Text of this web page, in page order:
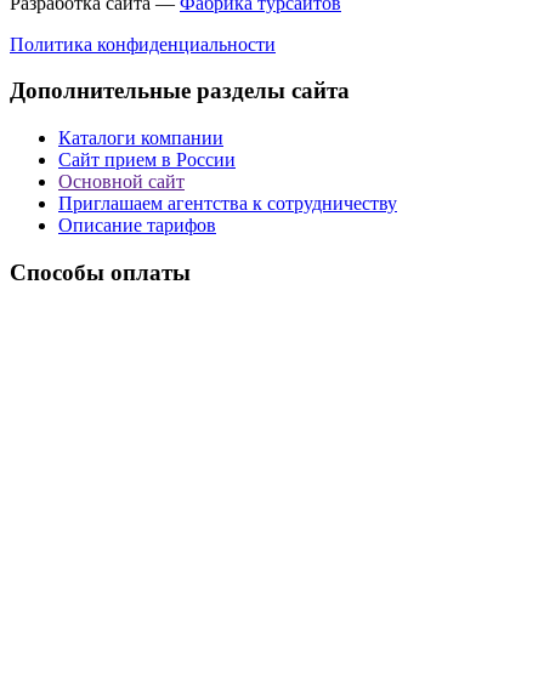
Политика конфиденциальности
Дополнительные разделы сайта
Каталоги компании
Сайт прием в России
Основной сайт
Приглашаем агентства к сотрудничеству
Описание тарифов
Способы оплаты